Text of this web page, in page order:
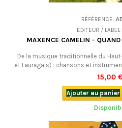
RÉFÉRENCE:
EDITEUR / LABEL :
MAXENCE CAMELIN -
De la musique traditionnelle du
et Lauragais) : chansons et
album varié, plein de bonne
15,00 €
Ajouter au panier